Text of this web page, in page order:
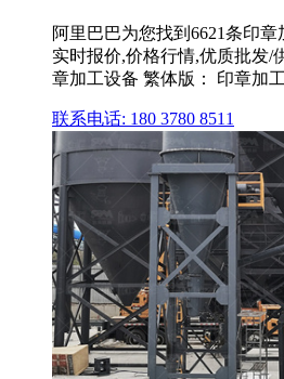
阿里巴巴为您找到6621条印
实时报价,价格行情,优质批发/
章加工设备 繁体版： 印章加
联系电话: 180 3780 8511